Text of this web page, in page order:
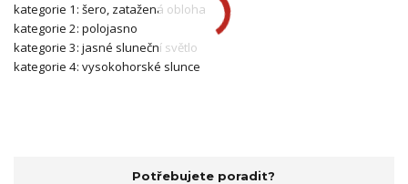
kategorie 1: šero, zatažená obloha
kategorie 2: polojasno
kategorie 3: jasné sluneční světlo
kategorie 4: vysokohorské slunce
Potřebujete poradit?